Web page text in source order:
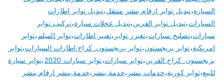
السيارة،تبديل تواير ارقام بنشر متنقل،تبديل تواير اطارات
السيارات،تبديل تواير القرين،تبديل عجلات سيارة،تركيب تواير
سيارات،تصليح سيارات،تغيرر تواير ،تغيير اطارات،تواير الميلم،تواير
امريكية،تواير بريجستون،تواير بريجستون. كراج اطارات السيارات،تواير
بريجستون. كراج القرين،تواير سيارات،تواير سيارات 2020 ،تواير سيارة
للبيع،تواير كورية،خدمات بنشر ،خدمة بنشر ،خدمة بنشر ارقام بنشر